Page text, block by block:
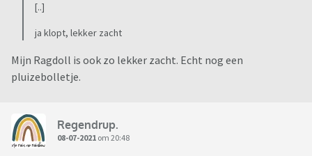
[..]
ja klopt, lekker zacht
Mijn Ragdoll is ook zo lekker zacht. Echt nog een
pluizebolletje.
Regendrup.
08-07-2021 om 20:48